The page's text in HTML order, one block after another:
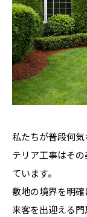
私たちが普段何
テリア工事はそ
ています。
敷地の境界を明確
来客を出迎える